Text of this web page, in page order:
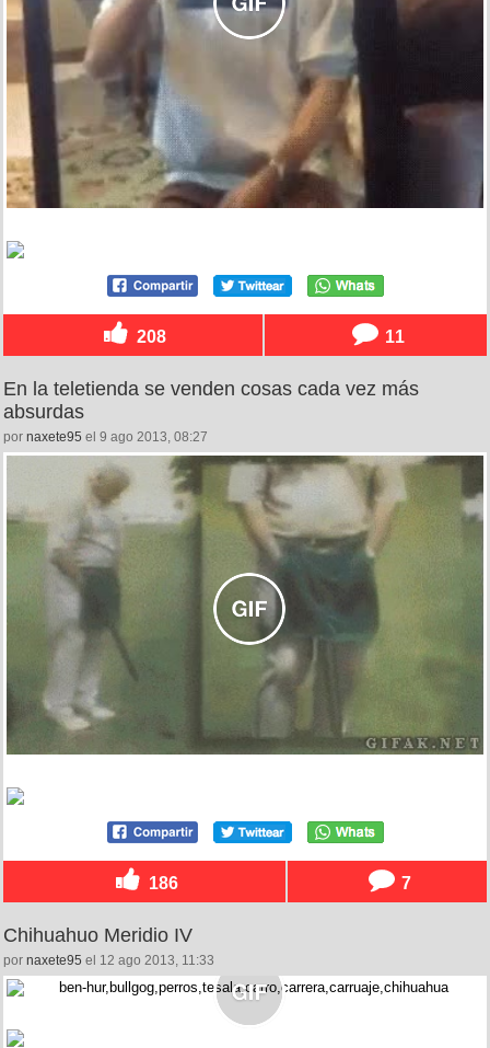
208 11
En la teletienda se venden cosas cada vez más
absurdas
por naxete95 el 9 ago 2013, 08:27
186 7
Chihuahuo Meridio IV
por naxete95 el 12 ago 2013, 11:33